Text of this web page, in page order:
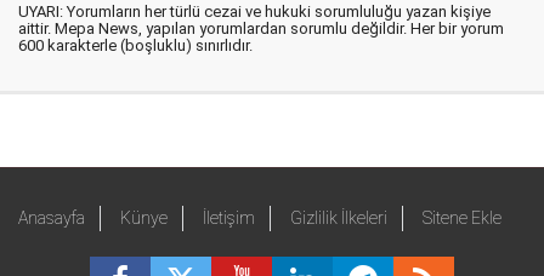
UYARI: Yorumların her türlü cezai ve hukuki sorumluluğu yazan kişiye
aittir. Mepa News, yapılan yorumlardan sorumlu değildir. Her bir yorum
600 karakterle (boşluklu) sınırlıdır.
Anasayfa Künye İletişim Gizlilik İlkeleri Sitene Ekle